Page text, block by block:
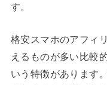
す。
格安スマホのアフィ
えるものが多い比較
いう特徴があります